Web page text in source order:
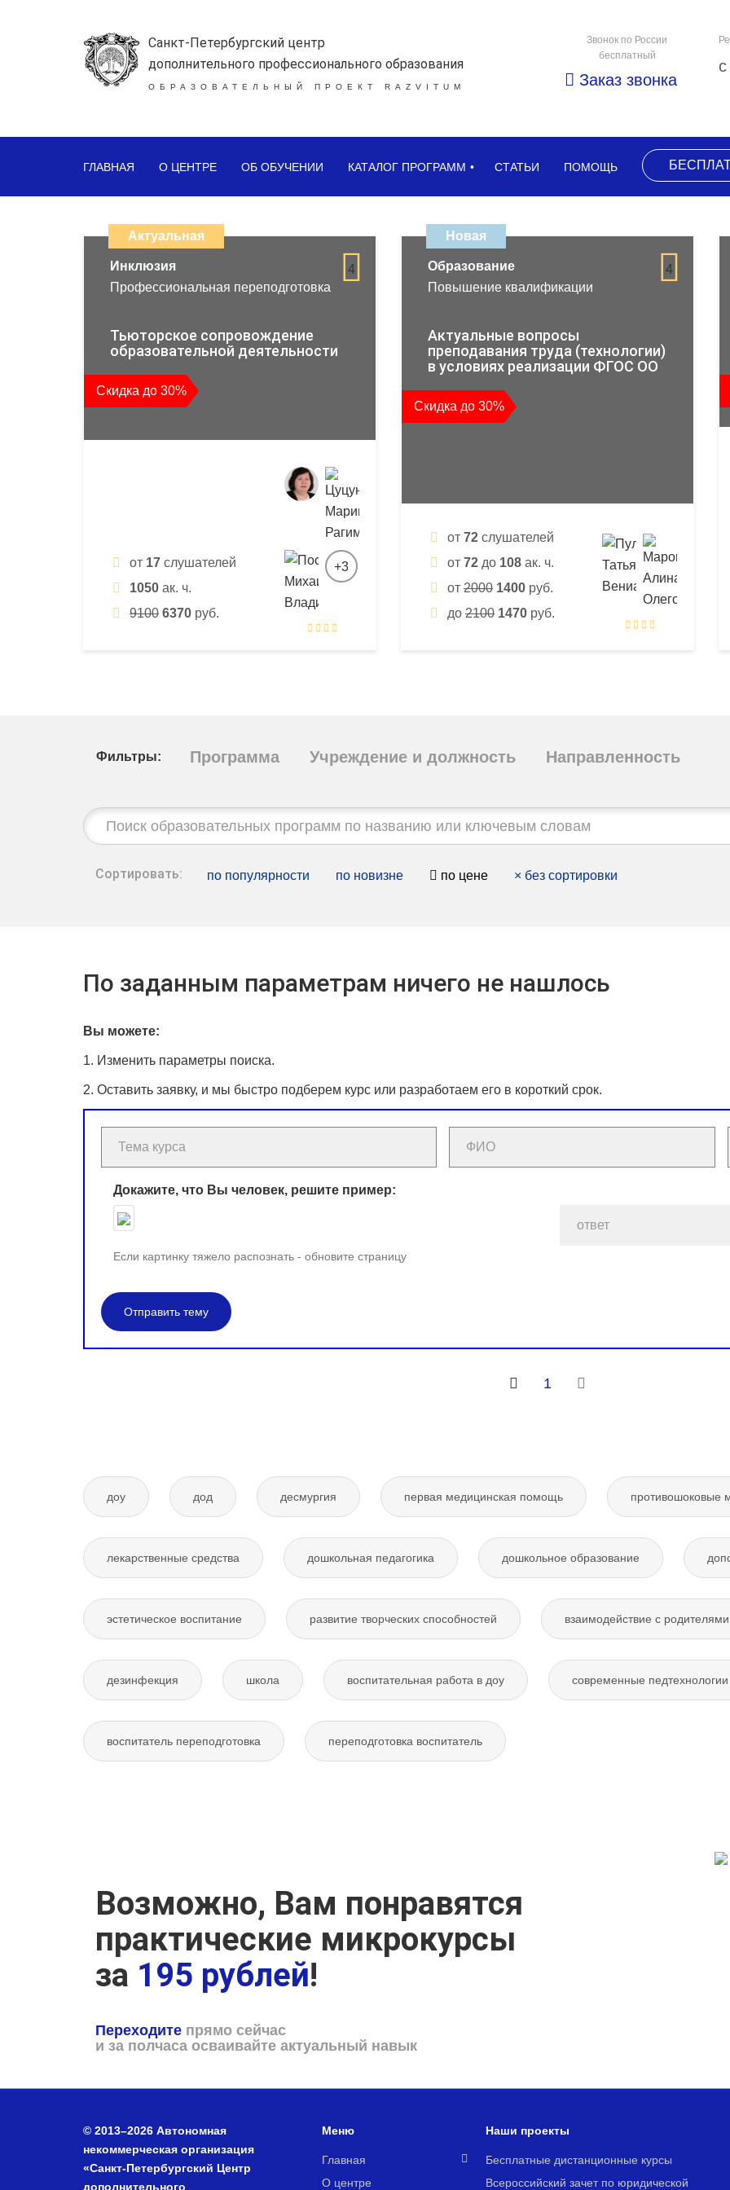
Санкт-Петербургский центр
дополнительного профессионального образования
ОБРАЗОВАТЕЛЬНЫЙ ПРОЕКТ RAZVITUM
Звонок по России
бесплатный
Заказ звонка
ГЛАВНАЯ О ЦЕНТРЕ ОБ ОБУЧЕНИИ КАТАЛОГ ПРОГРАММ СТАТЬИ ПОМОЩЬ
дистанционных
образовательных
повышения
квалификации
и
профессиональной
переподготовки
Актуальная
4
Инклюзия
Профессиональная переподготовка
Тьюторское сопровождение
образовательной деятельности
Скидка до 30%
от 17 слушателей
1050 ак. ч.
9100 6370 руб.
+3
Новая
4
Образование
Повышение квалификации
Актуальные вопросы
преподавания труда (технологии)
в условиях реализации ФГОС ОО
Скидка до 30%
от 72 слушателей
от 72 до 108 ак. ч.
от 2000 1400 руб.
до 2100 1470 руб.
Фильтры: Программа Учреждение и должность Направленность
Строка
поиска:
Сортировать: по популярности по новизне по цене × без сортировки
По заданным параметрам ничего не нашлось
Вы можете:
1. Изменить параметры поиска.
2. Оставить заявку, и мы быстро подберем курс или разработаем его в короткий срок.
Докажите, что Вы человек, решите пример:
Если картинку тяжело распознать - обновите страницу
Отправить тему
1
доу дод десмургия первая медицинская помощь противошоковые
лекарственные средства дошкольная педагогика дошкольное образование
эстетическое воспитание развитие творческих способностей взаимодействие с родителями
дезинфекция школа воспитательная работа в доу современные
воспитатель переподготовка переподготовка воспитатель
Возможно, Вам понравятся
практические микрокурсы
за 195 рублей!
Переходите прямо сейчас
и за полчаса осваивайте актуальный навык
© 2013–2026 Автономная
некоммерческая организация
«Санкт-Петербургский Центр
дополнительного
Меню
Главная
О центре
Наши проекты
Бесплатные дистанционные курсы
Всероссийский зачет по юридической